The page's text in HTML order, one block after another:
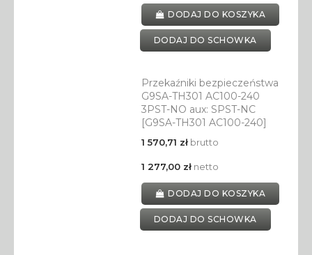
DODAJ DO KOSZYKA
DODAJ DO SCHOWKA
Przekaźniki bezpieczeństwa
G9SA-TH301 AC100-240
3PST-NO aux: SPST-NC
[G9SA-TH301 AC100-240]
1 570,71 złbrutto
1 277,00 złnetto
DODAJ DO KOSZYKA
DODAJ DO SCHOWKA